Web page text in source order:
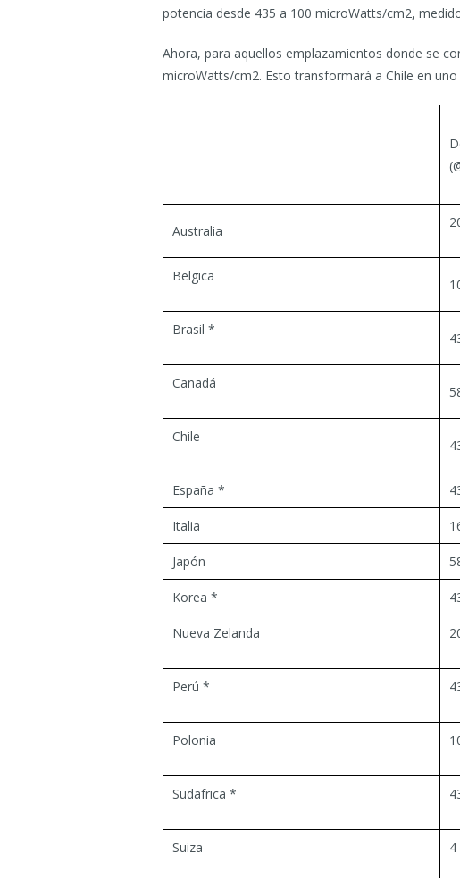
potencia desde 435 a 100 microWatts/cm2,
Ahora, para aquellos emplazamientos donde se
microWatts/cm2. Esto transformará a Chile en
Australia
Belgica
Brasil *
Canadá
Chile
España *
Italia
Japón
Korea *
Nueva Zelanda
Perú *
Polonia
Sudafrica *
Suiza 4